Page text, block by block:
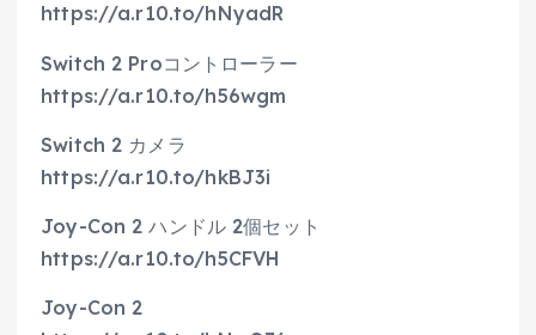
https://a.r10.to/hNyadR
Switch 2 Proコントローラー
https://a.r10.to/h56wgm
Switch 2 カメラ
https://a.r10.to/hkBJ3i
Joy-Con 2 ハンドル 2個セット
https://a.r10.to/h5CFVH
Joy-Con 2